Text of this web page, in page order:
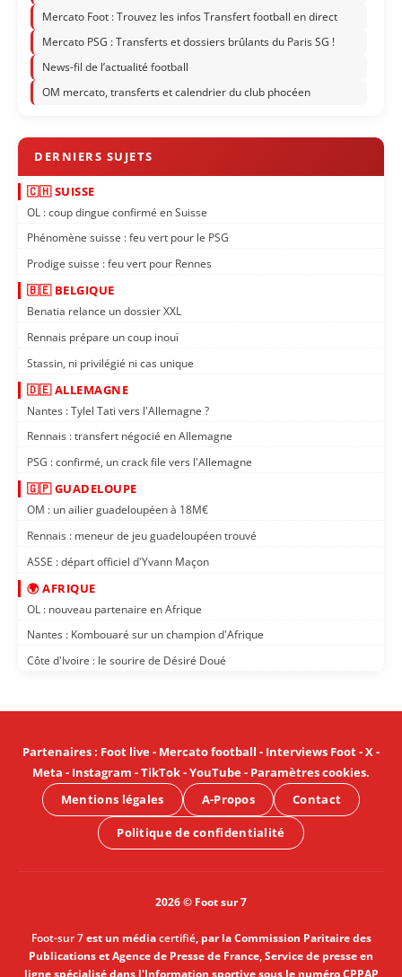
Mercato Foot : Trouvez les infos Transfert football en direct
Mercato PSG : Transferts et dossiers brûlants du Paris SG !
News-fil de l’actualité football
OM mercato, transferts et calendrier du club phocéen
🇨🇭 SUISSE
OL : coup dingue confirmé en Suisse
Phénomène suisse : feu vert pour le PSG
Prodige suisse : feu vert pour Rennes
🇧🇪 BELGIQUE
Benatia relance un dossier XXL
Rennais prépare un coup inouï
Stassin, ni privilégié ni cas unique
🇩🇪 ALLEMAGNE
Nantes : Tylel Tati vers l'Allemagne ?
Rennais : transfert négocié en Allemagne
PSG : confirmé, un crack file vers l'Allemagne
🇬🇵 GUADELOUPE
OM : un ailier guadeloupéen à 18M€
Rennais : meneur de jeu guadeloupéen trouvé
ASSE : départ officiel d'Yvann Maçon
🌍 AFRIQUE
OL : nouveau partenaire en Afrique
Nantes : Kombouaré sur un champion d'Afrique
Côte d'Ivoire : le sourire de Désiré Doué
Partenaires: Foot live- Mercato football - Interviews Foot-X-
Meta - Instagram -TikTok-YouTube- Paramètres cookies.
Mentions légales
A-Propos Contact
Politique de confidentialité
2026 © Foot sur 7
Foot-sur 7est un médiacertifié, par la Commission Paritaire des
Publications et Agence de Presse de France, Service de presse en
ligne spécialisé dans l'Information sportive sous le numéro CPPAP